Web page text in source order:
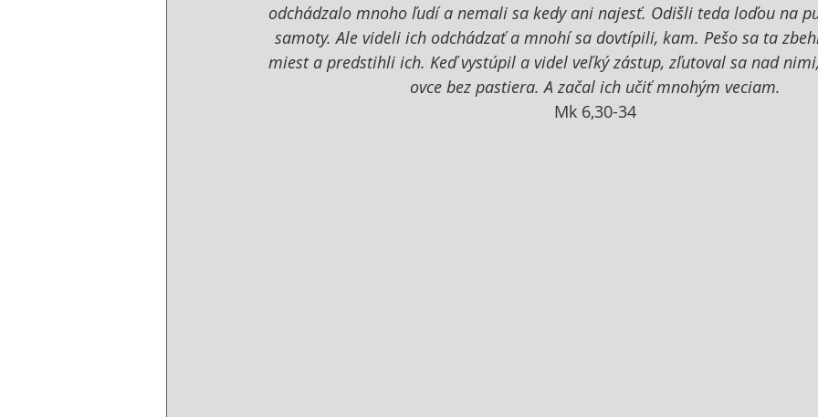
odchádzalo mnoho ľudí a nemali sa kedy ani najesť. Odišli teda loďou na
samoty. Ale videli ich odchádzať a mnohí sa dovtípili, kam. Pešo sa ta
miest a predstihli ich. Keď vystúpil a videl veľký zástup, zľutoval sa nad
ovce bez pastiera. A začal ich učiť mnohým veciam.
Mk 6,30-34